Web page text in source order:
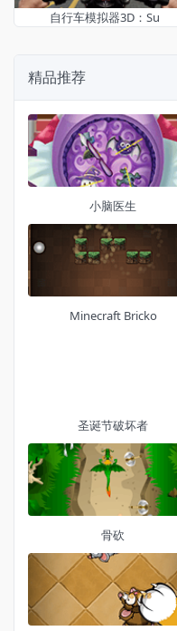
自行车模拟器3D：Su
精品推荐
小脑医生
Minecraft Bricko
圣诞节破坏者
骨砍